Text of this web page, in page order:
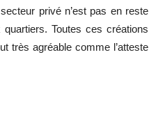
privé n’est pas en reste
Toutes ces créations
très agréable comme l’atteste